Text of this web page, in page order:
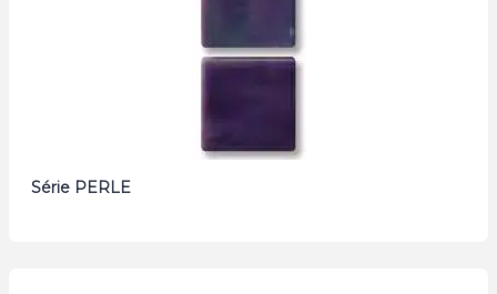
Série PERLE